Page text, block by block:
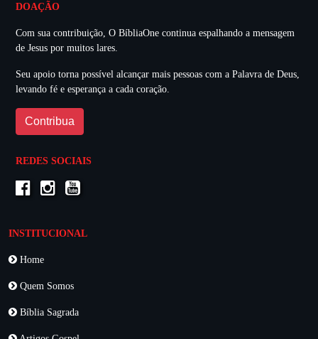
DOAÇÃO
Com sua contribuição, O BíbliaOne continua espalhando a mensagem
de Jesus por muitos lares.
Seu apoio torna possível alcançar mais pessoas com a Palavra de Deus,
levando fé e esperança a cada coração.
Contribua
REDES SOCIAIS
INSTITUCIONAL
Home
Quem Somos
Bíblia Sagrada